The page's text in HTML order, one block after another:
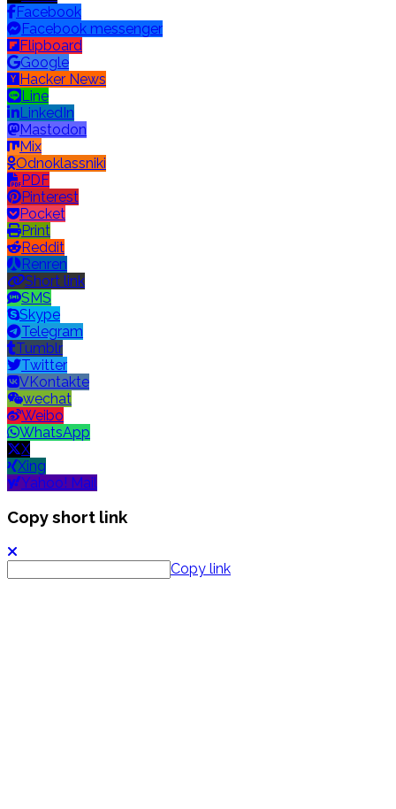
Facebook
Facebook messenger
Flipboard
Google
Hacker News
Line
LinkedIn
Mastodon
Mix
Odnoklassniki
PDF
Pinterest
Pocket
Print
Reddit
Renren
Short link
SMS
Skype
Telegram
Tumblr
Twitter
VKontakte
wechat
Weibo
WhatsApp
X
Xing
Yahoo! Mail
Copy short link
Copy link